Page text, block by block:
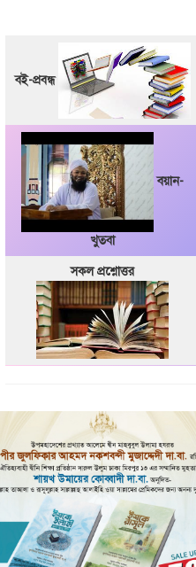
বই-প্রবন্ধ
বয়ান-
খুতবা
সকল প্রশ্নোত্তর